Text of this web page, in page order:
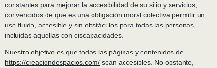
constantes para mejorar la accesibilidad de su sitio y servicios,
convencidos de que es una obligación moral colectiva permitir un
uso fluido, accesible y sin obstáculos para todas las personas,
incluidas aquellas con discapacidades.
Nuestro objetivo es que todas las páginas y contenidos de
https://creaciondespacios.com/ sean accesibles. No obstante,